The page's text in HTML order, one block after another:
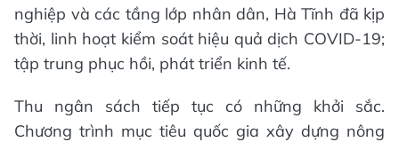
nghiệp và các tầng lớp nhân dân, Hà Tĩnh đã kịp
thời, linh hoạt kiểm soát hiệu quả dịch COVID-19;
tập trung phục hồi, phát triển kinh tế.
Thu ngân sách tiếp tục có những khởi sắc.
Chương trình mục tiêu quốc gia xây dựng nông